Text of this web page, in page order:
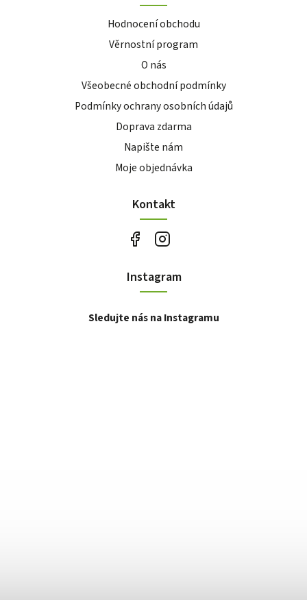
Hodnocení obchodu
Věrnostní program
O nás
Všeobecné obchodní podmínky
Podmínky ochrany osobních údajů
Doprava zdarma
Napište nám
Moje objednávka
Kontakt
Instagram
Sledujte nás na Instagramu